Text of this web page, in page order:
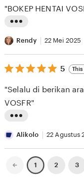
e
b
y
A
E
S
E
K
n
r
e
v
e
w
y
X
5
stars
i
s
t
n
g
e
v
"BOKEP HENTAI
Rendy 22 Mei 2025
5
out
5
stars
5 This
i
s
"Selalu di berikan
VOSFR"
Alikolo 22 Agustus
Previous
page
1 2 3